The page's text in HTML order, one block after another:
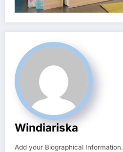
Windiariska
Add your Biographical Information.